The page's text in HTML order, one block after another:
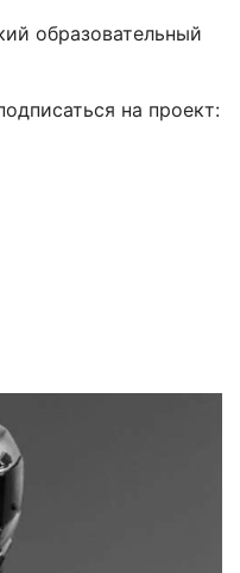
образовательный
на проект: